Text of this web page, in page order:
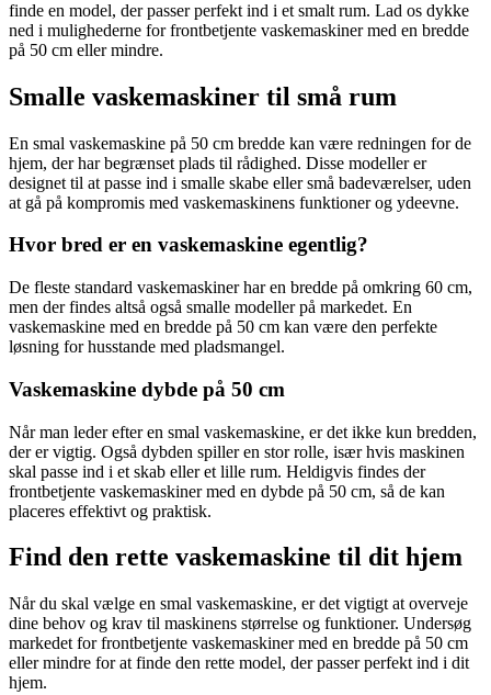
finde en model, der passer perfekt ind i et smalt rum. Lad os dykke
ned i mulighederne for frontbetjente vaskemaskiner med en bredde
på 50 cm eller mindre.
Smalle vaskemaskiner til små rum
En smal vaskemaskine på 50 cm bredde kan være redningen for de
hjem, der har begrænset plads til rådighed. Disse modeller er
designet til at passe ind i smalle skabe eller små badeværelser, uden
at gå på kompromis med vaskemaskinens funktioner og ydeevne.
Hvor bred er en vaskemaskine egentlig?
De fleste standard vaskemaskiner har en bredde på omkring 60 cm,
men der findes altså også smalle modeller på markedet. En
vaskemaskine med en bredde på 50 cm kan være den perfekte
løsning for husstande med pladsmangel.
Vaskemaskine dybde på 50 cm
Når man leder efter en smal vaskemaskine, er det ikke kun bredden,
der er vigtig. Også dybden spiller en stor rolle, især hvis maskinen
skal passe ind i et skab eller et lille rum. Heldigvis findes der
frontbetjente vaskemaskiner med en dybde på 50 cm, så de kan
placeres effektivt og praktisk.
Find den rette vaskemaskine til dit hjem
Når du skal vælge en smal vaskemaskine, er det vigtigt at overveje
dine behov og krav til maskinens størrelse og funktioner. Undersøg
markedet for frontbetjente vaskemaskiner med en bredde på 50 cm
eller mindre for at finde den rette model, der passer perfekt ind i dit
hjem.